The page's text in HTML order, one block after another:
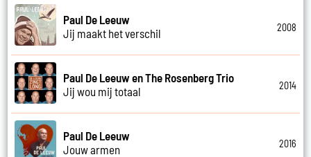
Paul De Leeuw
Jij maakt het verschil
2008
Paul De Leeuw en The Rosenberg Trio
Jij wou mij totaal
2014
Paul De Leeuw
Jouw armen
2016